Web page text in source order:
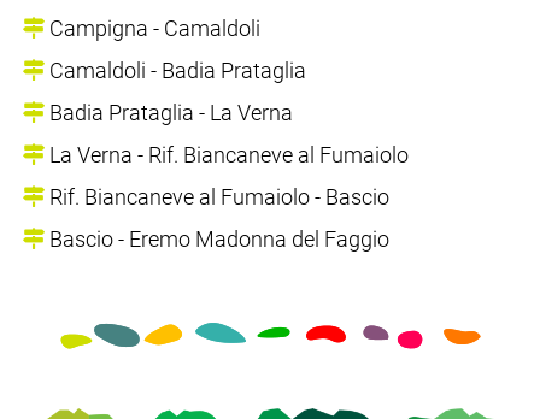
Campigna - Camaldoli
Camaldoli - Badia Prataglia
Badia Prataglia - La Verna
La Verna - Rif. Biancaneve al Fumaiolo
Rif. Biancaneve al Fumaiolo - Bascio
Bascio - Eremo Madonna del Faggio